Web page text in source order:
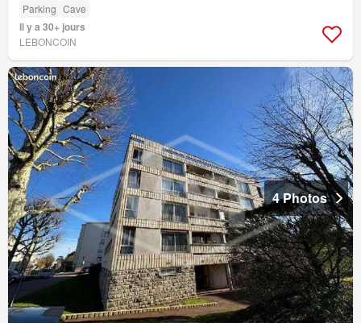
Parking Cave
Il y a 30+ jours
LEBONCOIN
4 Photos